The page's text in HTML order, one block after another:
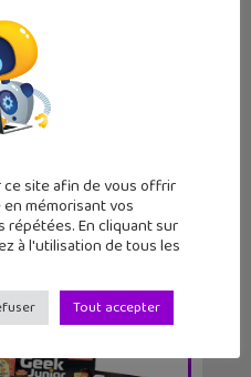
comment les
site afin de vous offrir
mémorisant vos
En cliquant sur
à l'utilisation de tous les
Tout accepter